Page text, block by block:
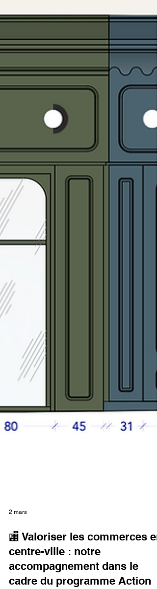
2 mars
🏬 Valoriser les commerces en
centre-ville : notre
accompagnement dans le